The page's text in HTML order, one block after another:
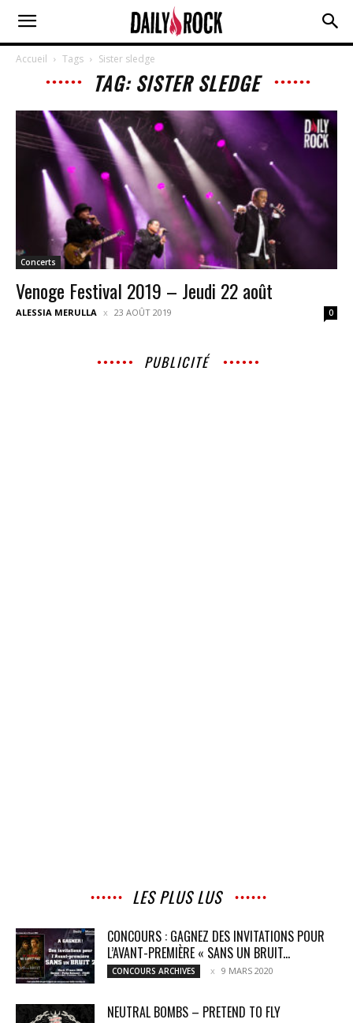
Accueil Tags Sister sledge
TAG: SISTER SLEDGE
Concerts
Venoge Festival 2019 – Jeudi 22 août
ALESSIA MERULLA 23 AOÛT 2019 0
PUBLICITÉ
LES PLUS LUS
CONCOURS : GAGNEZ DES INVITATIONS POUR
L’AVANT-PREMIÈRE « SANS UN BRUIT...
CONCOURS ARCHIVES 9 MARS 2020
NEUTRAL BOMBS – PRETEND TO FLY